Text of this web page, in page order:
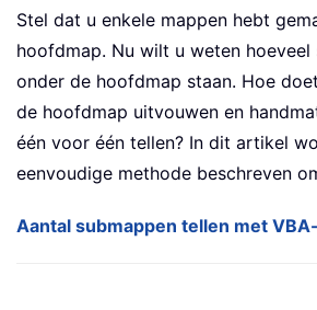
Stel dat u enkele mappen hebt
hoofdmap. Nu wilt u weten hoeveel
onder de hoofdmap staan. Hoe
de hoofdmap uitvouwen en
één voor één tellen? In dit artikel
eenvoudige methode beschreven
Aantal submappen tellen met